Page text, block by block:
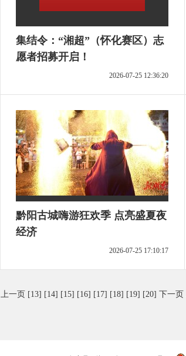
集结令：“湘超”（怀化赛区）志
愿者招募开启！
2026-07-25 12:36:20
黔阳古城嗨游狂欢季 点亮盛夏夜
经济
2026-07-25 17:10:17
上一页 [13] [14] [15] [16] [17] [18] [19] [20] 下一页